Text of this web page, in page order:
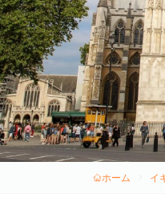
ホーム イ